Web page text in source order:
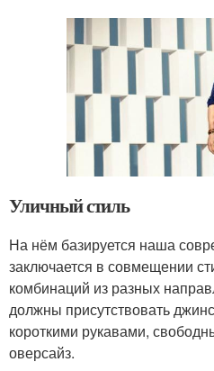
Уличный стиль
На нём базируется наша
заключается в совмещении
комбинаций из разных
должны присутствовать
короткими рукавами,
оверсайз.